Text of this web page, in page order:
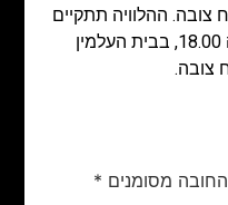
ההלוויה תתקיים
ביום ב' ה- 01.08.11, בשעה 18.00, בבית העלמין
צובה.
מסומנים *